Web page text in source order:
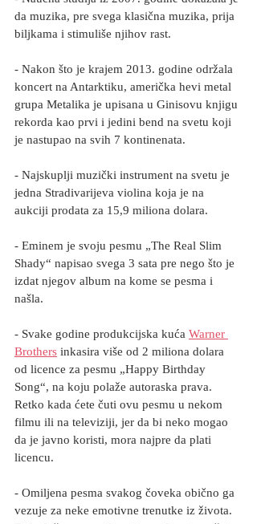
da muzika, pre svega klasična muzika, prija
biljkama i stimuliše njihov rast.
- Nakon što je krajem 2013. godine održala
koncert na Antarktiku, američka hevi metal
grupa Metalika je upisana u Ginisovu knjigu
rekorda kao prvi i jedini bend na svetu koji
je nastupao na svih 7 kontinenata.
- Najskuplji muzički instrument na svetu je
jedna Stradivarijeva violina koja je na
aukciji prodata za 15,9 miliona dolara.
- Eminem je svoju pesmu „The Real Slim
Shady“ napisao svega 3 sata pre nego što je
izdat njegov album na kome se pesma i
našla.
- Svake godine produkcijska kuća Warner
Brothers inkasira više od 2 miliona dolara
od licence za pesmu „Happy Birthday
Song“, na koju polaže autoraska prava.
Retko kada ćete čuti ovu pesmu u nekom
filmu ili na televiziji, jer da bi neko mogao
da je javno koristi, mora najpre da plati
licencu.
- Omiljena pesma svakog čoveka obično ga
vezuje za neke emotivne trenutke iz života.